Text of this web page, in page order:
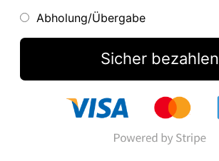
Abholung/Übergabe
Sicher bezahlen